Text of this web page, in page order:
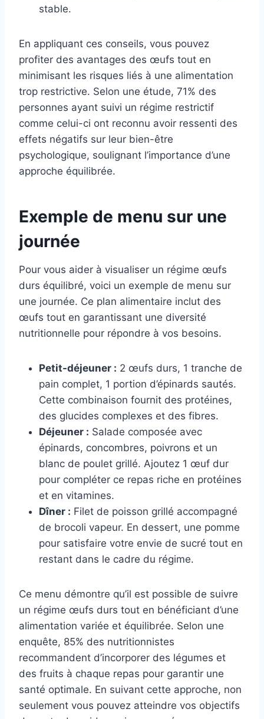
stable.
En appliquant ces conseils, vous pouvez
profiter des avantages des œufs tout en
minimisant les risques liés à une alimentation
trop restrictive. Selon une étude, 71% des
personnes ayant suivi un régime restrictif
comme celui-ci ont reconnu avoir ressenti des
effets négatifs sur leur bien-être
psychologique, soulignant l’importance d’une
approche équilibrée.
Exemple de menu sur une
journée
Pour vous aider à visualiser un régime œufs
durs équilibré, voici un exemple de menu sur
une journée. Ce plan alimentaire inclut des
œufs tout en garantissant une diversité
nutritionnelle pour répondre à vos besoins.
Petit-déjeuner : 2 œufs durs, 1 tranche de
pain complet, 1 portion d’épinards sautés.
Cette combinaison fournit des protéines,
des glucides complexes et des fibres.
Déjeuner : Salade composée avec
épinards, concombres, poivrons et un
blanc de poulet grillé. Ajoutez 1 œuf dur
pour compléter ce repas riche en protéines
et en vitamines.
Dîner : Filet de poisson grillé accompagné
de brocoli vapeur. En dessert, une pomme
pour satisfaire votre envie de sucré tout en
restant dans le cadre du régime.
Ce menu démontre qu’il est possible de suivre
un régime œufs durs tout en bénéficiant d’une
alimentation variée et équilibrée. Selon une
enquête, 85% des nutritionnistes
recommandent d’incorporer des légumes et
des fruits à chaque repas pour garantir une
santé optimale. En suivant cette approche, non
seulement vous pouvez atteindre vos objectifs